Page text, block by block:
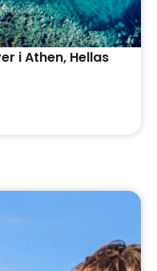
i Athen, Hellas